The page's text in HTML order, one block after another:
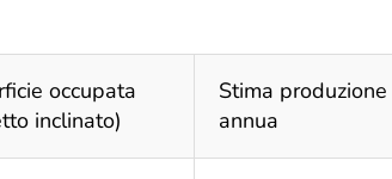
occupata
inclinato)
Stima produzione
annua